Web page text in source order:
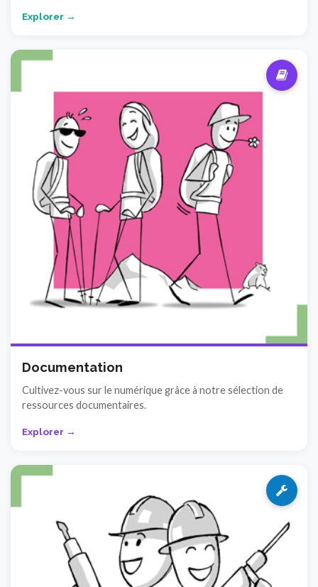
Explorer →
Documentation
Cultivez-vous sur le numérique grâce à notre sélection de
ressources documentaires.
Explorer →